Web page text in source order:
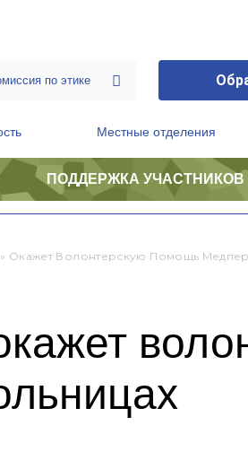
Местные отделения
ПОДДЕРЖКА УЧАСТНИКОВ
Окажет Волонтерскую Помощь